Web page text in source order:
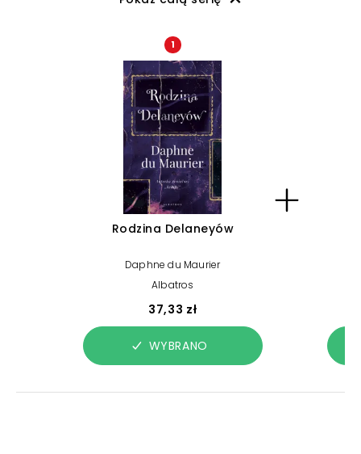
1
Rodzina Delaneyów
Daphne du Maurier
Albatros
37,33 zł
WYBRANO